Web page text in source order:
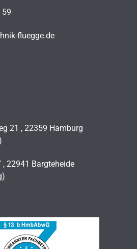
59
fluegge.de
21 , 22359 Hamburg
, 22941 Bargteheide